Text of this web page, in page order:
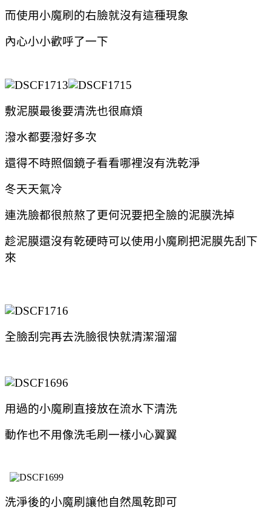
而使用小魔刷的右臉就沒有這種現象
內心小小歡呼了一下
敷泥膜最後要清洗也很麻煩
潑水都要潑好多次
還得不時照個鏡子看看哪裡沒有洗乾淨
冬天天氣冷
連洗臉都很煎熬了更何況要把全臉的泥膜洗掉
趁泥膜還沒有乾硬時可以使用小魔刷把泥膜先刮下
來
全臉刮完再去洗臉很快就清潔溜溜
用過的小魔刷直接放在流水下清洗
動作也不用像洗毛刷一樣小心翼翼
洗淨後的小魔刷讓他自然風乾即可